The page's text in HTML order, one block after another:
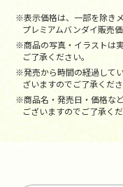
※表示価格は、一部を除き
プレミアムバンダイ販売
※商品の写真・イラストは
ご了承ください。
※発売から時間の経過して
ざいますのでご了承くださ
※商品名・発売日・価格な
ございますのでご了承くだ